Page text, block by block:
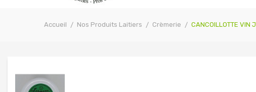
Accueil Nos Produits Laitiers Crèmerie CANCOILLOTTE VIN